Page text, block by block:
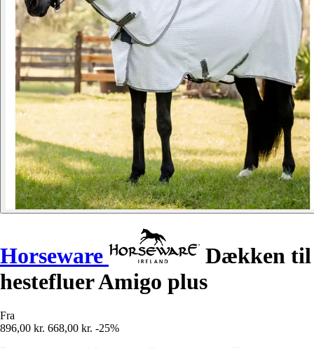
Horseware
Dækken til
hestefluer Amigo plus
Fra
896,00 kr. 668,00 kr. -25%